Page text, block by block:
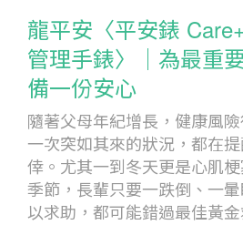
龍平安〈平安錶
管理手錶〉｜為最重
備一份安心
隨著父母年紀增長，健康風
一次突如其來的狀況，都在
倖。尤其一到冬天更是心肌
季節，長輩只要一跌倒、一
以求助，都可能錯過最佳黃金